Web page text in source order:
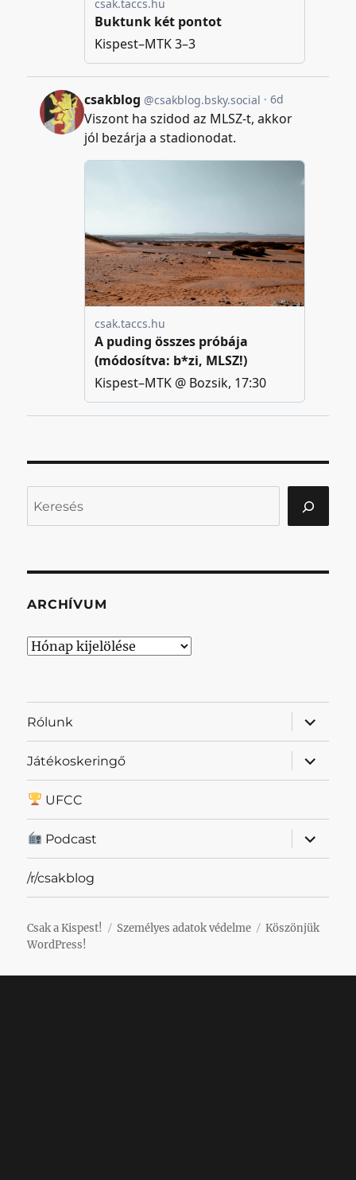
ARCHÍVUM
Archívum
Rólunk
almenü
Játékoskeringő
almenü
UFCC
Podcast
almenü
/r/csakblog
Csak a Kispest! Személyes adatok védelme
Köszönjük
WordPress!